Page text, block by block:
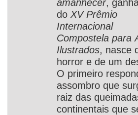
amanhecer,
do XV Prêmio
Internacional
Compostela para
Ilustrados, nasce
horror e de um
O primeiro
assombro que
raiz das
continentais que